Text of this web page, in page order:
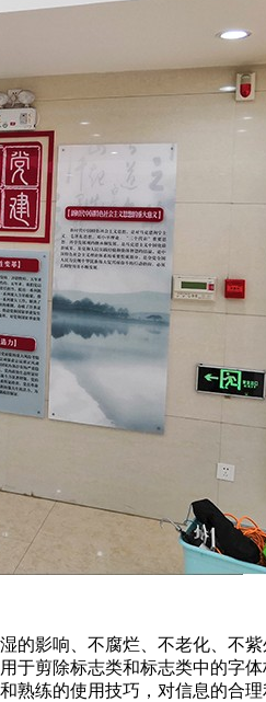
影响、不腐烂、不老化、不
剪除标志类和标志类中的字
练的使用技巧，对信息的合